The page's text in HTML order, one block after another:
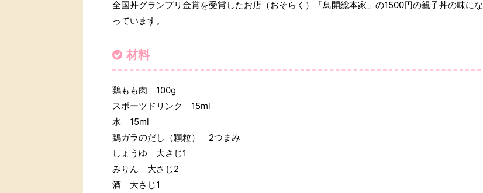
全国丼グランプリ金賞を受賞したお店（おそらく）「鳥開総本家」の1500円の親子丼の味にな
っています。
材料
鶏もも肉 100g
スポーツドリンク 15ml
水 15ml
鶏ガラのだし（顆粒） 2つまみ
しょうゆ 大さじ1
みりん 大さじ2
酒 大さじ1